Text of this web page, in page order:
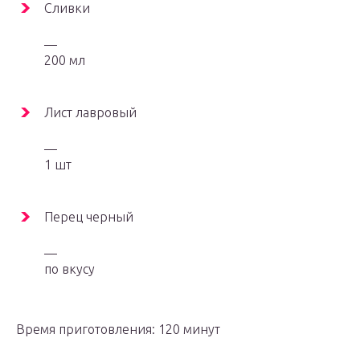
Сливки
—
200 мл
Лист лавровый
—
1 шт
Перец черный
—
по вкусу
Время приготовления: 120 минут